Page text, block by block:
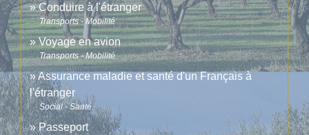
Conduire à l'étranger
Transports - Mobilité
Voyage en avion
Transports - Mobilité
Assurance maladie et santé d'un Français à
l'étranger
Social - Santé
Passeport